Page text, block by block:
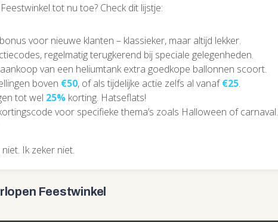
tot nu toe? Check dit lijstje:
voor nieuwe klanten – klassieker, maar altijd lekker.
regelmatig terugkerend bij speciale gelegenheden.
van een heliumtank extra goedkope ballonnen scoort.
boven €50, of als tijdelijke actie zelfs al vanaf€25.
tot wel 25% korting. Hatseflats!
voor specifieke thema’s zoals Halloween of carnaval.
Ik zeker niet.
Feestwinkel